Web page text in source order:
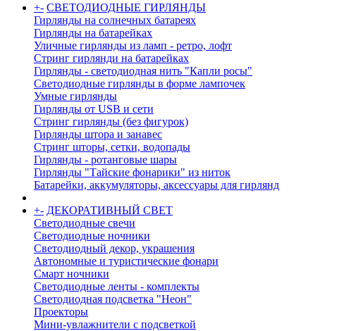
+- СВЕТОДИОДНЫЕ ГИРЛЯНДЫ
Гирлянды на солнечных батареях
Гирлянды на батарейках
Уличные гирлянды из ламп - ретро, лофт
Стринг гирлянди на батарейках
Гирлянды - светодиодная нить "Капли росы"
Светодиодные гирлянды в форме лампочек
Умные гирлянды
Гирлянды от USB и сети
Стринг гирлянды (без фигурок)
Гирлянды штора и занавес
Стринг шторы, сетки, водопады
Гирлянды - ротанговые шары
Гирлянды "Тайские фонарики" из ниток
Батарейки, аккумуляторы, аксессуары для гирлянд
+- ДЕКОРАТИВНЫЙ СВЕТ
Светодиодные свечи
Светодиодные ночники
Светодиодный декор, украшения
Автономные и туристические фонари
Смарт ночники
Светодиодные ленты - комплекты
Светодиодная подсветка "Неон"
Проекторы
Мини-увлажнители с подсветкой